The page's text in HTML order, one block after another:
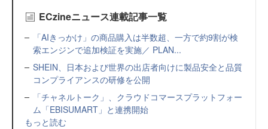
ECzineニュース連載記事一覧
「AIきっかけ」の商品購入は半数超、一方で約9割が検
索エンジンで追加検証を実施／ PLAN...
SHEIN、日本および世界の出店者向けに製品安全と品質
コンプライアンスの研修を公開
「チャネルトーク」、クラウドコマースプラットフォー
ム「EBISUMART」と連携開始
もっと読む